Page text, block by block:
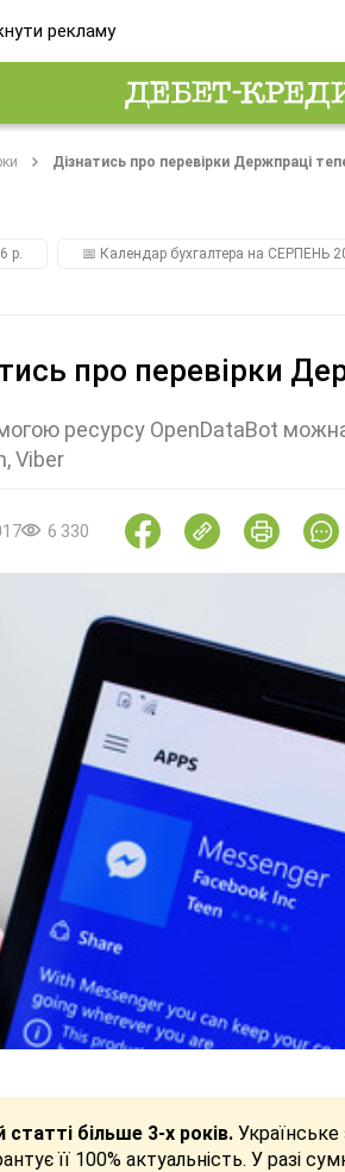
рекламу
Дізнатись про перевірки Держпраці
р. 📅 Календар бухгалтера на СЕРПЕНЬ
про перевірки
ресурсу OpenDataBot
Viber
6 330
статті більше 3-х років.
її 100% актуальність. У разі